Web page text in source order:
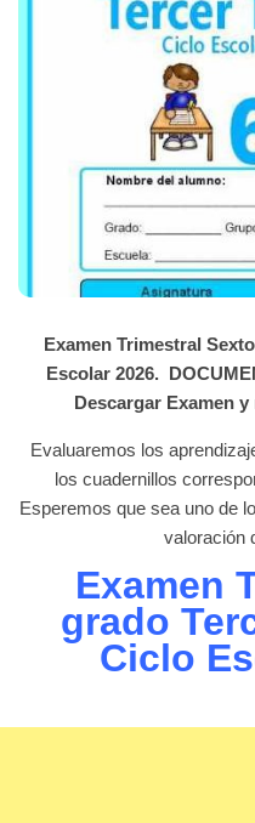
Examen Trimestral
Escolar 2026.
Descargar Examen
Evaluaremos los
los cuadernillos
Esperemos que sea uno de
valoración
Examen
grado
Ciclo